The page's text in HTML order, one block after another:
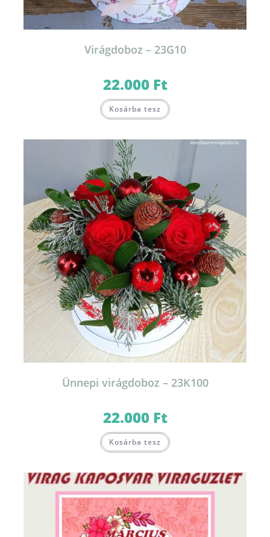
Virágdoboz – 23G10
22.000 Ft
Kosárba tesz
Ünnepi virágdoboz – 23K100
22.000 Ft
Kosárba tesz